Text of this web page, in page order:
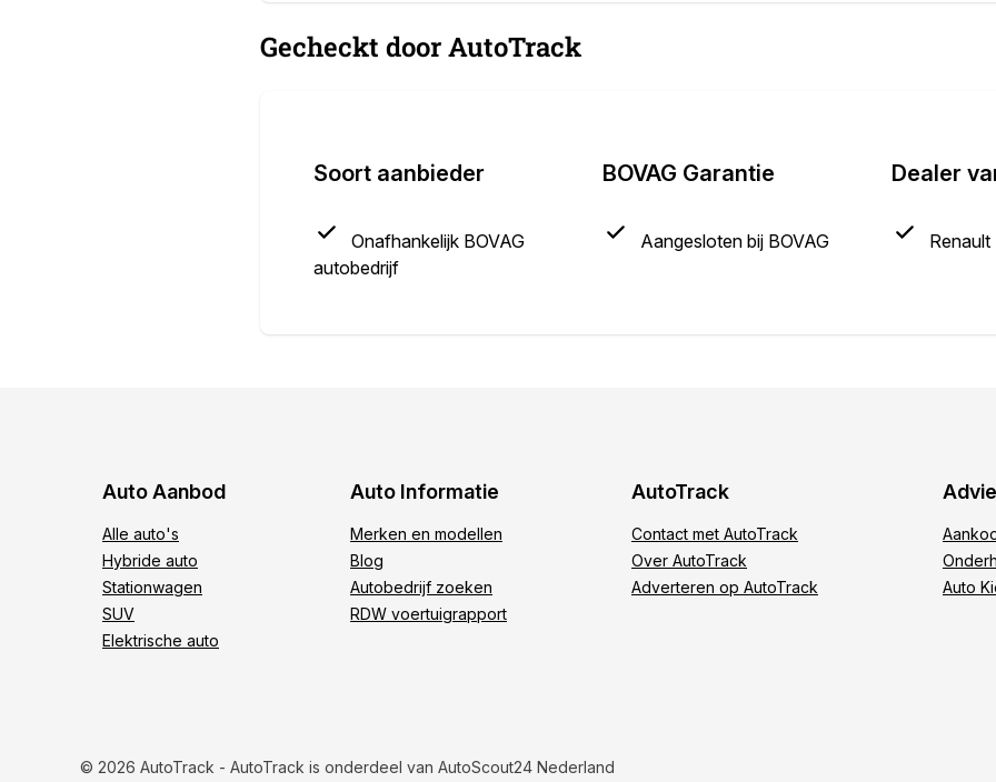
Gecheckt door AutoTrack
Soort aanbieder
Onafhankelijk BOVAG
autobedrijf
BOVAG Garantie
Aangesloten bij BOVAG
Dealer
Renault
Auto Aanbod
Alle auto's
Hybride auto
Stationwagen
SUV
Elektrische auto
Auto Informatie
Merken en modellen
Blog
Autobedrijf zoeken
RDW voertuigrapport
AutoTrack
Contact met AutoTrack
Over AutoTrack
Adverteren op AutoTrack
Auto
© 2026 AutoTrack - AutoTrack is onderdeel van AutoScout24 Nederland